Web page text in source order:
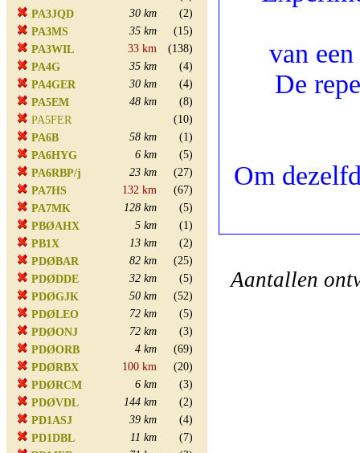
PA3JQD
30 km
(2)
PA3MS
35 km
(15)
PA3WIL
33 km
(138)
PA4G
35 km
(4)
PA4GER
30 km
(4)
PA5EM
48 km
(8)
PA5FER
(10)
PA6B
58 km
(1)
PA6HYG
6 km
(5)
PA6RBP/j
23 km
(27)
PA7HS
132 km
(67)
PA7MK
128 km
(5)
PBØAHX
5 km
(1)
PB1X
13 km
(2)
PDØBAR
82 km
(25)
PDØDDE
32 km
(5)
PDØGJK
50 km
(52)
PDØLEO
72 km
(5)
PDØONJ
72 km
(3)
PDØORB
4 km
(69)
PDØRBX
100 km
(20)
PDØRCM
6 km
(3)
PDØVDL
144 km
(2)
PD1ASJ
39 km
(4)
PD1DBL
11 km
(7)
van
De
Om
Aantallen